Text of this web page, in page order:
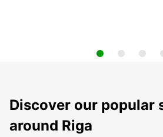
Discover our popular
around Riga